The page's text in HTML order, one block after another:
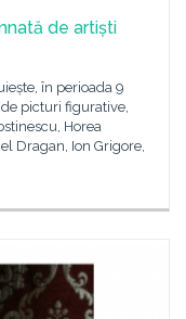
de artiști
în perioada 9
picturi figurative,
Horea
Dragan, Ion Grigore,